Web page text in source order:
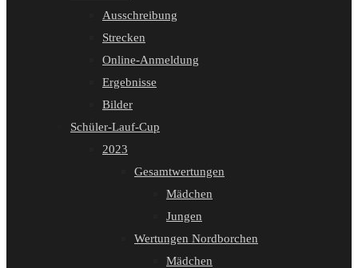
Ausschreibung
Strecken
Online-Anmeldung
Ergebnisse
Bilder
Schüler-Lauf-Cup
2023
Gesamtwertungen
Mädchen
Jungen
Wertungen Nordborchen
Mädchen